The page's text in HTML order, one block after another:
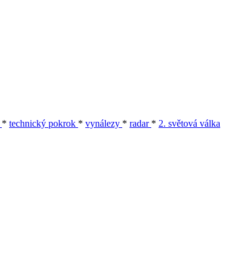
* technický pokrok * vynálezy * radar * 2. světová válka